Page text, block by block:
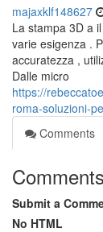
majaxklf148627
La stampa 3D a
varie esigenza .
accuratezza ,
Dalle micro
https://
roma-soluzioni-
Comments
Comments
Submit a
No HTML